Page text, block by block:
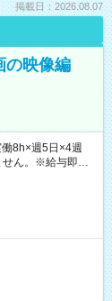
掲載日：2026.08.07
の映像編
8h×週5日×4週
ん。※給与即受